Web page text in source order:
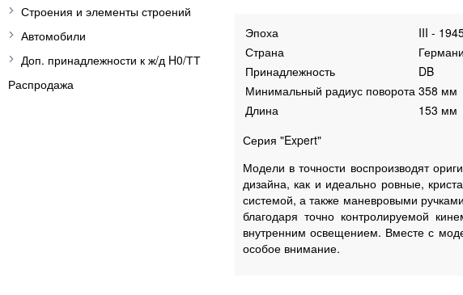
Строения и элементы строений
Автомобили
Доп. принадлежности к ж/д H0/ТТ
Распродажа
Эпоха
III -
Страна
Принадлежность
DB
Минимальный радиус поворота 358 мм
Длина
153 мм
Серия "Expert"
Модели в точности воспроизводят
дизайна, как и идеально ровные,
системой, а также маневровыми
благодаря точно контролируемой
внутренним освещением. Вместе с
особое внимание.